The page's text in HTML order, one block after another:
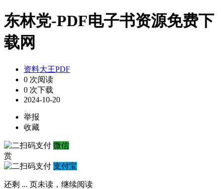
东林党-PDF电子书资源免费下
载网
资料大王PDF
0 次阅读
0 次下载
2024-10-20
举报
收藏
微信
赏
支付宝
还剩 ... 页未读， 继续阅读